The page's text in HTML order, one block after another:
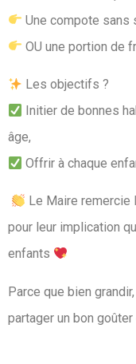
Une compote sans
OU une portion de
Les objectifs ?
Initier de bonnes
âge,
Offrir à chaque
Le Maire remercie
pour leur implication
enfants
Parce que bien
partager un bon